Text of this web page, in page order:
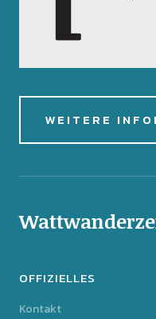
WEITERE
OFFIZIELLES
Kontakt